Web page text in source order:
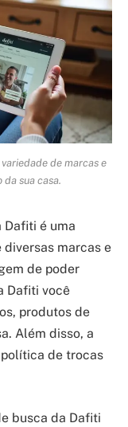
de marcas e
sua casa.
Dafiti é uma
marcas e
de poder
Dafiti você
produtos de
Além disso, a
de trocas
busca da Dafiti